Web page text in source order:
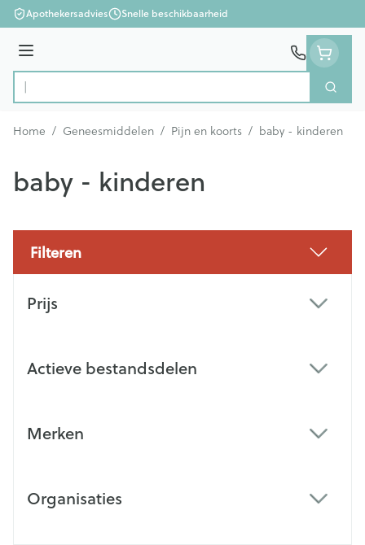
Ga naar de inhoud
Apothekersadvies Snelle beschikbaarheid
Menu
Product, merk, categorie...
Zoek
Home / Geneesmiddelen / Pijn en koorts / baby - kinderen
baby - kinderen
Filteren
Prijs
Actieve bestandsdelen
Merken
Organisaties